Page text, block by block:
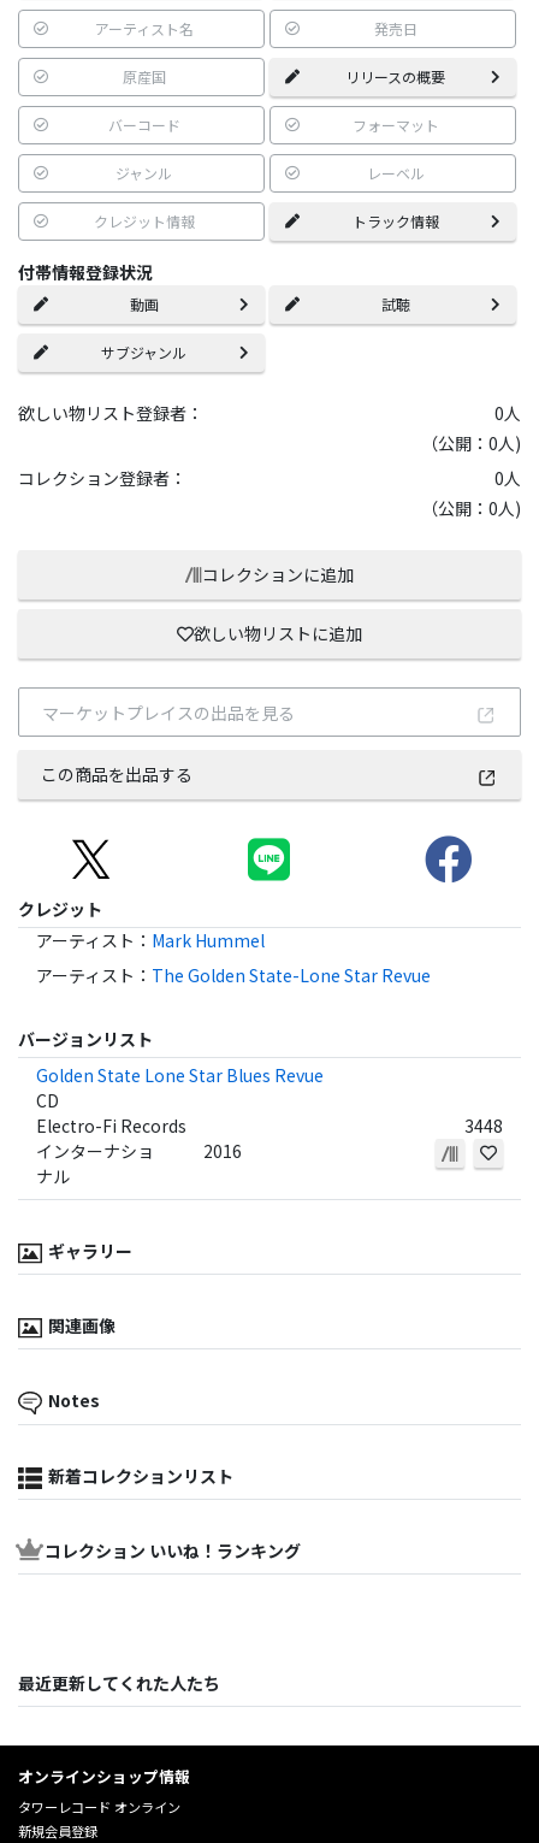
アーティスト名 発売日
原産国 リリースの概要
バーコード フォーマット
ジャンル レーベル
クレジット情報 トラック情報
付帯情報登録状況
動画 試聴
サブジャンル
欲しい物リスト登録者： 0人
（公開：0人)
コレクション登録者：
0人
（公開：0人)
コレクションに追加
欲しい物リストに追加
マーケットプレイスの出品を見る
この商品を出品する
クレジット
アーティスト ： Mark Hummel
アーティスト ： The Golden State-Lone Star Revue
バージョンリスト
Golden State Lone Star Blues Revue
CD
Electro-Fi Records
3448
インターナショ
ナル
2016
ギャラリー
関連画像
Notes
新着コレクションリスト
コレクション いいね！ランキング
最近更新してくれた人たち
オンラインショップ情報
タワーレコード オンライン
新規会員登録